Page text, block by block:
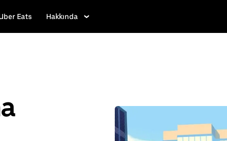
Eats Hakkında